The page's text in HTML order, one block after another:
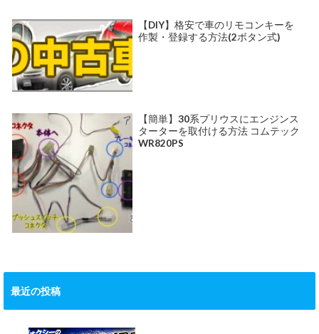
【DIY】格安で車のリモコンキーを
作製・登録する方法(2ボタン式)
【簡単】30系プリウスにエンジンス
ターターを取付ける方法 コムテック
WR820PS
最近の投稿